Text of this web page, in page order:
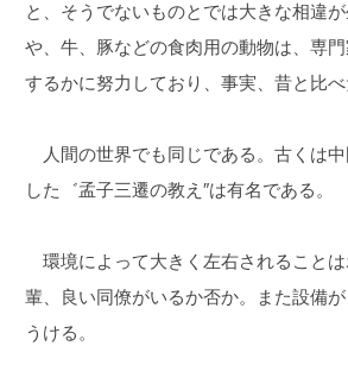
と、そうでないものとでは大きな相違
や、牛、豚などの食肉用の動物は、専
するかに努力しており、事実、昔と比
人間の世界でも同じである。古くは
した゛孟子三遷の教え″は有名である。
環境によって大きく左右されること
輩、良い同僚がいるか否か。また設備
うける。